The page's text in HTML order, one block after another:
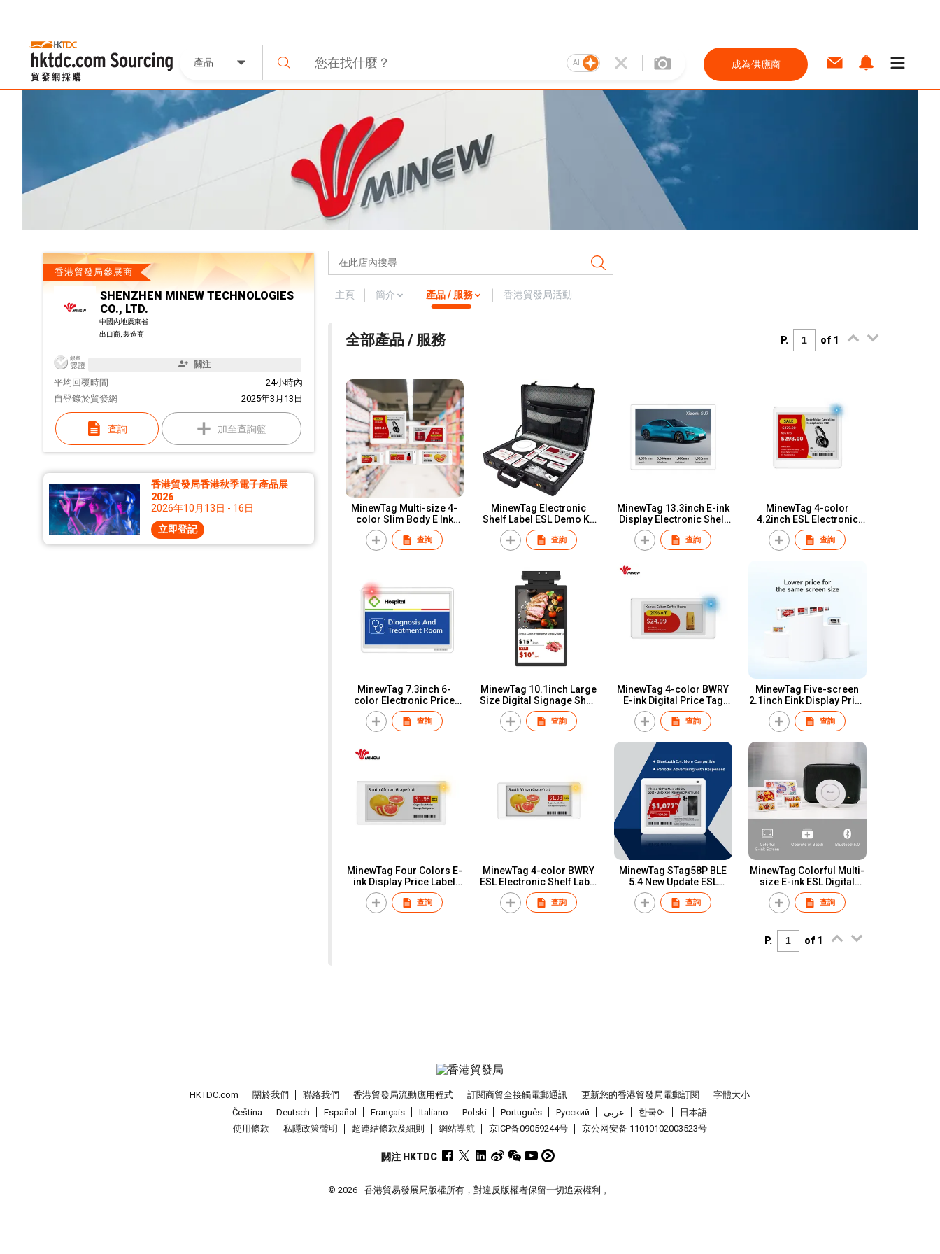
產品 AI 成為供應商
香港貿發局參展商
SHENZHEN MINEW TECHNOLOGIES
CO., LTD.
中國內地廣東省
出口商, 製造商
關注
平均回覆時間
24小時內
自
2025年3月13日
登錄於貿發網
查詢 加至查詢籃
香港貿發局香港秋季電子產品展
2026
2026年10月13日 - 16日
立即登記
主頁 簡介 產品 / 服務 香港貿發局活動
全部產品 / 服務 P. of 1
MinewTag Multi-size 4-
color Slim Body E Ink
Electronic Shelf Label
查詢
MinewTag Electronic
Shelf Label ESL Demo Kit
With Gateway for Testing
查詢
MinewTag 13.3inch E-ink
Display Electronic Shelf
Label Electronic Signage
查詢
MinewTag 4-color
4.2inch ESL Electronic
Shelf Label Eink Digital
Price Tag
查詢
MinewTag 7.3inch 6-
color Electronic Price
Sign Eink Electronic Door
Plate Nameplate
查詢
MinewTag 10.1inch Large
Size Digital Signage Shelf
Display Advertising Price
Tag Full Color Shelf
Stretched LCD Screen
查詢
MinewTag 4-color BWRY
E-ink Digital Price Tag
ESL 2.1inch Electronic
Shelf Label
查詢
MinewTag Five-screen
2.1inch Eink Display Price
Tag ESL Electronic Shelf
Label for Smart Retail
查詢
MinewTag Four Colors E-
ink Display Price Label
3.5inch ESL Electronic
Shelf Label
查詢
MinewTag 4-color BWRY
ESL Electronic Shelf Label
2.9inch Epaper Digital
Price Tag
查詢
MinewTag STag58P BLE
5.4 New Update ESL
Bluetooth 5.8inch Eink
Epaper Electronic Shelf
Label Hardware E-ink
查詢
MinewTag Colorful Multi-
size E-ink ESL Digital
Price Tag Electronic Shelf
Labels Demo Kit
查詢
P. of 1
HKTDC.com 關於我們 聯絡我們 香港貿發局流動應用程式 訂閱商貿全接觸電郵通訊 更新您的香港貿發局電郵訂閱
字體大小
Čeština
Deutsch Español Français Italiano Polski Português Pусский عربى 한국어
日本語
使用條款
私隱政策聲明 超連結條款及細則 網站導航 京ICP备09059244号 京公网安备 11010102003523号
關注 HKTDC
© 2026 香港貿易發展局版權所有，對違反版權者保留一切追索權利 。